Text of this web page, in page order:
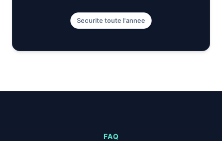
Securite toute l'annee
FAQ